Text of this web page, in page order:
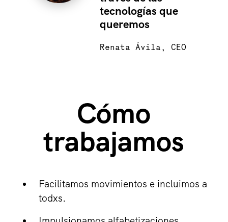
tecnologías que
queremos
Renata Ávila, CEO
Cómo
trabajamos
Facilitamos movimientos e incluimos a
todxs.